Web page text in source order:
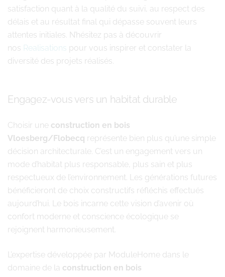
satisfaction quant à la qualité du suivi, au respect des
délais et au résultat final qui dépasse souvent leurs
attentes initiales. N’hésitez pas à découvrir
nos Realisations pour vous inspirer et constater la
diversité des projets réalisés.
Engagez-vous vers un habitat durable
Choisir une construction en bois
Vloesberg/Flobecq représente bien plus qu’une simple
décision architecturale. C’est un engagement vers un
mode d’habitat plus responsable, plus sain et plus
respectueux de l’environnement. Les générations futures
bénéficieront de choix constructifs réfléchis effectués
aujourd’hui. Le bois incarne cette vision d’avenir où
confort moderne et conscience écologique se
rejoignent harmonieusement.
L’expertise développée par ModuleHome dans le
domaine de la construction en bois